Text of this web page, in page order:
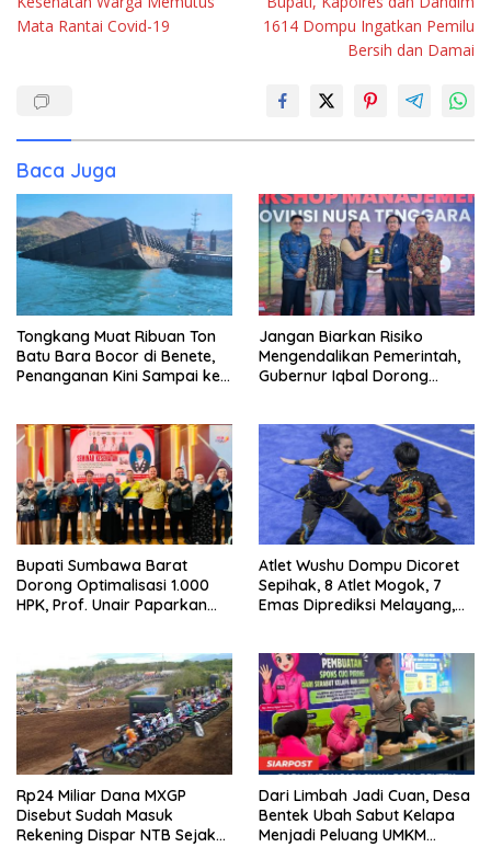
Mata Rantai Covid-19
1614 Dompu Ingatkan Pemilu
Bersih dan Damai
Baca Juga
Tongkang Muat Ribuan Ton
Batu Bara Bocor di Benete,
Penanganan Kini Sampai ke
Jangan Biarkan Risiko
Mengendalikan Pemerintah,
Gubernur Iqbal Dorong
Bupati Sumbawa Barat
Dorong Optimalisasi 1.000
HPK, Prof. Unair Paparkan
Atlet Wushu Dompu Dicoret
Sepihak, 8 Atlet Mogok, 7
Emas Diprediksi Melayang,
Rp24 Miliar Dana MXGP
Disebut Sudah Masuk
Rekening Dispar NTB Sejak
Dari Limbah Jadi Cuan, Desa
Bentek Ubah Sabut Kelapa
Menjadi Peluang UMKM